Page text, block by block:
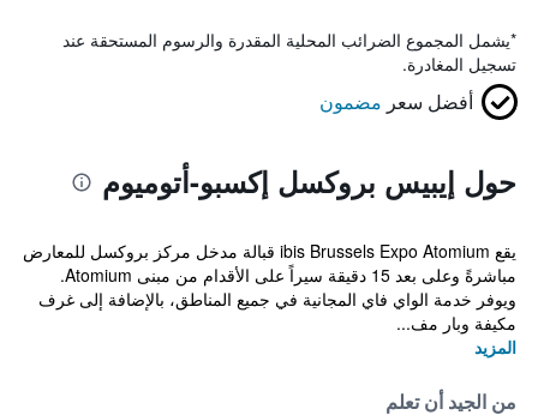
*يشمل المجموع الضرائب المحلية المقدرة والرسوم المستحقة عند
تسجيل المغادرة.
أفضل سعر مضمون
حول إيبيس بروكسل إكسبو-أتوميوم
يقع ibis Brussels Expo Atomium قبالة مدخل مركز بروكسل للمعارض
مباشرةً وعلى بعد 15 دقيقة سيراً على الأقدام من مبنى Atomium.
ويوفر خدمة الواي فاي المجانية في جميع المناطق، بالإضافة إلى غرف
مكيفة وبار مف...
المزيد
من الجيد أن تعلم